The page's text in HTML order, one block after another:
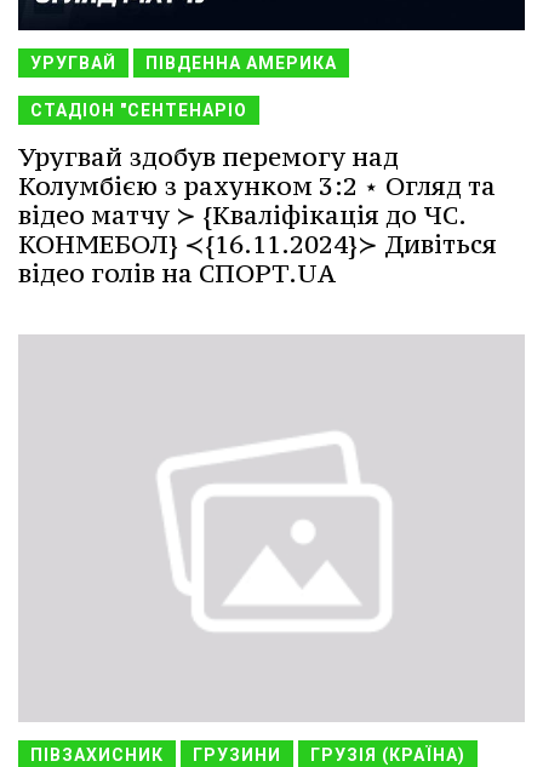
УРУГВАЙ ПІВДЕННА АМЕРИКА
СТАДІОН "СЕНТЕНАРІО
Уругвай здобув перемогу над
Колумбією з рахунком 3:2 ⋆ Огляд та
відео матчу ≻ {Кваліфікація до ЧС.
КОНМЕБОЛ} ≺{16.11.2024}≻ Дивіться
відео голів на СПОРТ.UA
ПІВЗАХИСНИК ГРУЗИНИ ГРУЗІЯ (КРАЇНА)